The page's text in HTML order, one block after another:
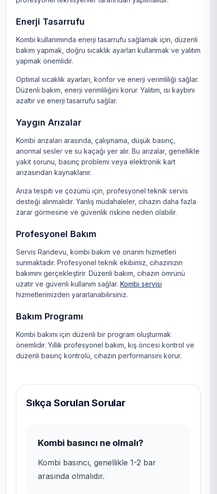
Enerji Tasarrufu
Kombi kullanımında enerji tasarrufu sağlamak için, düzenli
bakım yapmak, doğru sıcaklık ayarları kullanmak ve yalıtım
yapmak önemlidir.
Optimal sıcaklık ayarları, konfor ve enerji verimliliği sağlar.
Düzenli bakım, enerji verimliliğini korur. Yalıtım, ısı kaybını
azaltır ve enerji tasarrufu sağlar.
Yaygın Arızalar
Kombi arızaları arasında, çalışmama, düşük basınç,
anormal sesler ve su kaçağı yer alır. Bu arızalar, genellikle
yakıt sorunu, basınç problemi veya elektronik kart
arızasından kaynaklanır.
Arıza tespiti ve çözümü için, profesyonel teknik servis
desteği alınmalıdır. Yanlış müdahaleler, cihazın daha fazla
zarar görmesine ve güvenlik riskine neden olabilir.
Profesyonel Bakım
Servis Randevu, kombi bakım ve onarım hizmetleri
sunmaktadır. Profesyonel teknik ekibimiz, cihazınızın
bakımını gerçekleştirir. Düzenli bakım, cihazın ömrünü
uzatır ve güvenli kullanım sağlar. Kombi servisi
hizmetlerimizden yararlanabilirsiniz.
Bakım Programı
Kombi bakımı için düzenli bir program oluşturmak
önemlidir. Yıllık profesyonel bakım, kış öncesi kontrol ve
düzenli basınç kontrolü, cihazın performansını korur.
Sıkça Sorulan Sorular
Kombi basıncı ne olmalı?
Kombi basıncı, genellikle 1-2 bar
arasında olmalıdır.